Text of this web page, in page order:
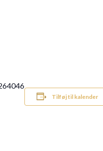
Tilføj til kalender